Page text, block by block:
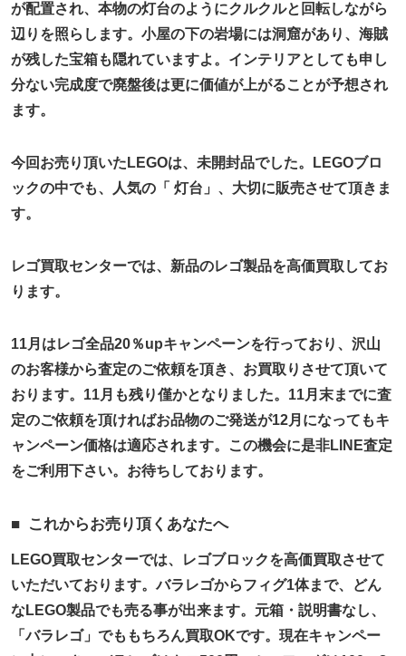
が配置され、本物の灯台のようにクルクルと回転しながら
辺りを照らします。小屋の下の岩場には洞窟があり、海賊
が残した宝箱も隠れていますよ。インテリアとしても申し
分ない完成度で廃盤後は更に価値が上がることが予想され
ます。
今回お売り頂いたLEGOは、未開封品でした。LEGOブロ
ックの中でも、人気の「 灯台」、大切に販売させて頂きま
す。
レゴ買取センターでは、新品のレゴ製品を高価買取してお
ります。
11月はレゴ全品20％upキャンペーンを行っており、沢山
のお客様から査定のご依頼を頂き、お買取りさせて頂いて
おります。11月も残り僅かとなりました。11月末までに査
定のご依頼を頂ければお品物のご発送が12月になってもキ
ャンペーン価格は適応されます。この機会に是非LINE査定
をご利用下さい。お待ちしております。
これからお売り頂くあなたへ
LEGO買取センターでは、レゴブロックを高価買取させて
いただいております。バラレゴからフィグ1体まで、どん
なLEGO製品でも売る事が出来ます。元箱・説明書なし、
「バラレゴ」でももちろん買取OKです。現在キャンペー